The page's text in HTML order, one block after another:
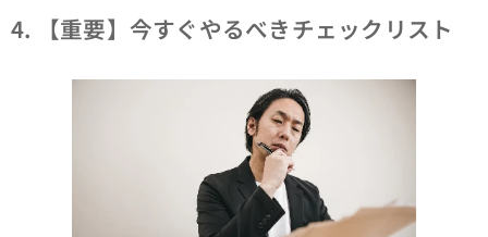
4. 【重要】今すぐやるべきチェックリスト